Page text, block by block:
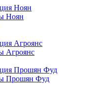
Ноян
Ноян
Агроянс
Агроянс
Прошян Фуд
Прошян Фуд